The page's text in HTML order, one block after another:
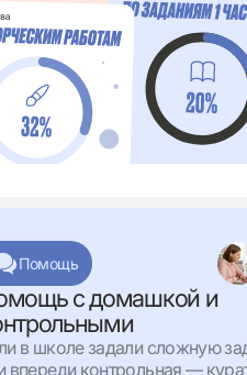
Помощь
с домашкой и
в школе задали сложную
впереди контрольная —